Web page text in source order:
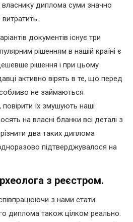
власнику диплома суми значно
документів існує три
рішенням в нашій країні є
рішення і при цьому
активно вірять в те, що перед
не займаються
їх змушують наші
на власні бланки всі деталі з
два таких диплома
підтверджувалося на
з реєстром.
з нами стати
диплома також цілком реально.